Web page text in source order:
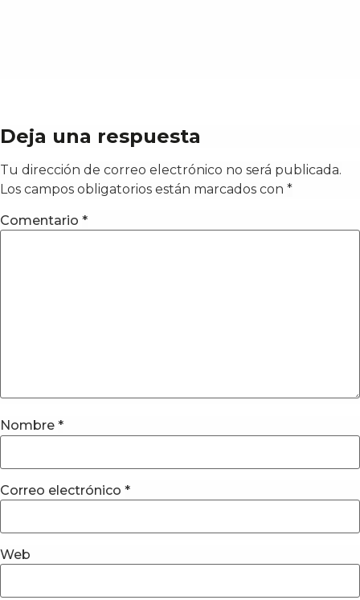
Deja una respuesta
Tu dirección de correo electrónico no será publicada.
Los campos obligatorios están marcados con *
Comentario *
Nombre *
Correo electrónico *
Web